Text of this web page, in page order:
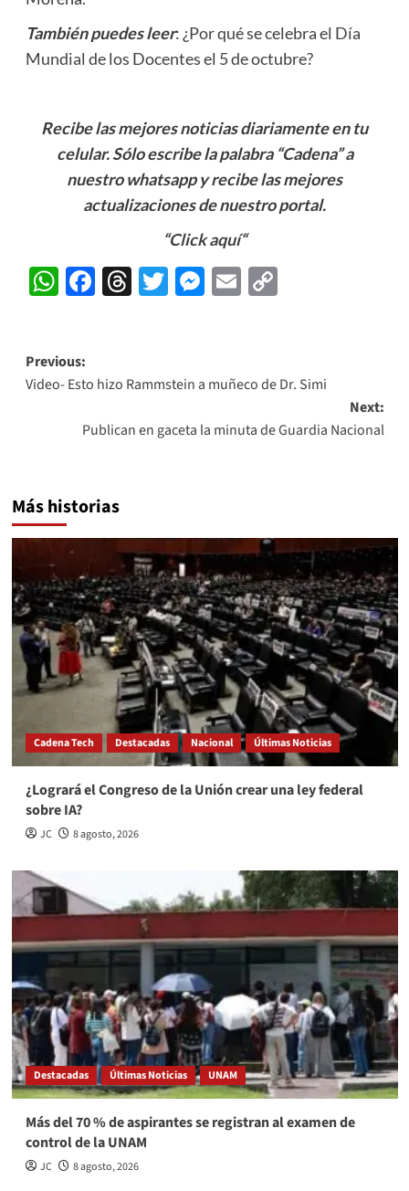
También puedes leer: ¿Por qué se celebra el Día
Mundial de los Docentes el 5 de octubre?
Recibe las mejores noticias diariamente en tu
celular. Sólo escribe la palabra “Cadena” a
nuestro whatsapp y recibe las mejores
actualizaciones de nuestro portal.
“Click aquí“
WhatsApp
Facebook
Threads
Twitter
Messenger
EmailCopy
Post
navigation
Previous:
Video- Esto hizo Rammstein a muñeco de Dr. Simi
Next:
Publican en gaceta la minuta de Guardia Nacional
Más historias
Cadena Tech Destacadas Nacional Últimas Noticias
¿Logrará el Congreso de la Unión crear una ley federal
sobre IA?
JC 8 agosto, 2026
Destacadas Últimas Noticias UNAM
Más del 70 % de aspirantes se registran al examen de
control de la UNAM
JC 8 agosto, 2026